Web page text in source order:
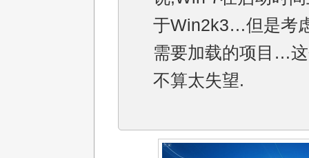
于Win2k3…但是考
需要加载的项目…
不算太失望.